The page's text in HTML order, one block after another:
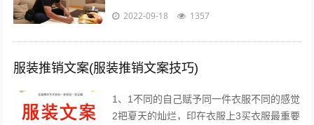
城老贼凌教头等业内大咖为您分享独到犀利
2022-09-18 1357
服装推销文案(服装推销文案技巧)
1、1不同的自己赋予同一件衣服不同的感觉
2把夏天的灿烂，印在衣服上3买衣服最重要